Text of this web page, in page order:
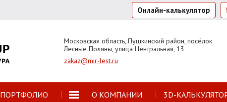
Онлайн-калькулятор
Московская область, Пушкинский район, посёлок
Лесные Поляны, улица Центральная, 13
zakaz@mir-lest.ru
ПОРТФОЛИО О КОМПАНИИ 3D-